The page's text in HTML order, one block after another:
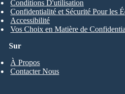
Sur
À Propos
Contacter Nous
Conditions D'utilisation
Confidentialité et Sécurité Pour les
Accessibilité
Vos Choix en Matière de